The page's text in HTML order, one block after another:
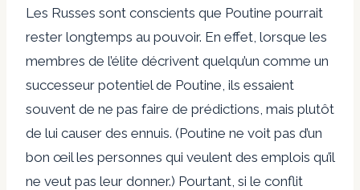
Les Russes sont conscients que Poutine pourrait
rester longtemps au pouvoir. En effet, lorsque les
membres de l’élite décrivent quelqu’un comme un
successeur potentiel de Poutine, ils essaient
souvent de ne pas faire de prédictions, mais plutôt
de lui causer des ennuis. (Poutine ne voit pas d’un
bon œil les personnes qui veulent des emplois qu’il
ne veut pas leur donner.) Pourtant, si le conflit